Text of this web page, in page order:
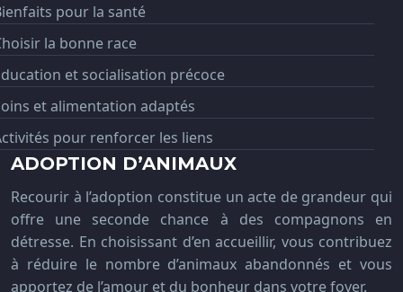
pour la santé
la bonne race
et socialisation précoce
et alimentation adaptés
pour renforcer les liens
ADOPTION D’ANIMAUX
Recourir à l’adoption constitue un acte de grandeur qui
offre une seconde chance à des compagnons en
détresse. En choisissant d’en accueillir, vous contribuez
à réduire le nombre d’animaux abandonnés et vous
apportez de l’amour et du bonheur dans votre foyer.